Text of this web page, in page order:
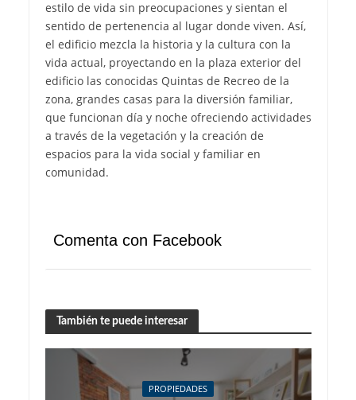
estilo de vida sin preocupaciones y sientan el
sentido de pertenencia al lugar donde viven. Así,
el edificio mezcla la historia y la cultura con la
vida actual, proyectando en la plaza exterior del
edificio las conocidas Quintas de Recreo de la
zona, grandes casas para la diversión familiar,
que funcionan día y noche ofreciendo actividades
a través de la vegetación y la creación de
espacios para la vida social y familiar en
comunidad.
Comenta con Facebook
También te puede interesar
PROPIEDADES